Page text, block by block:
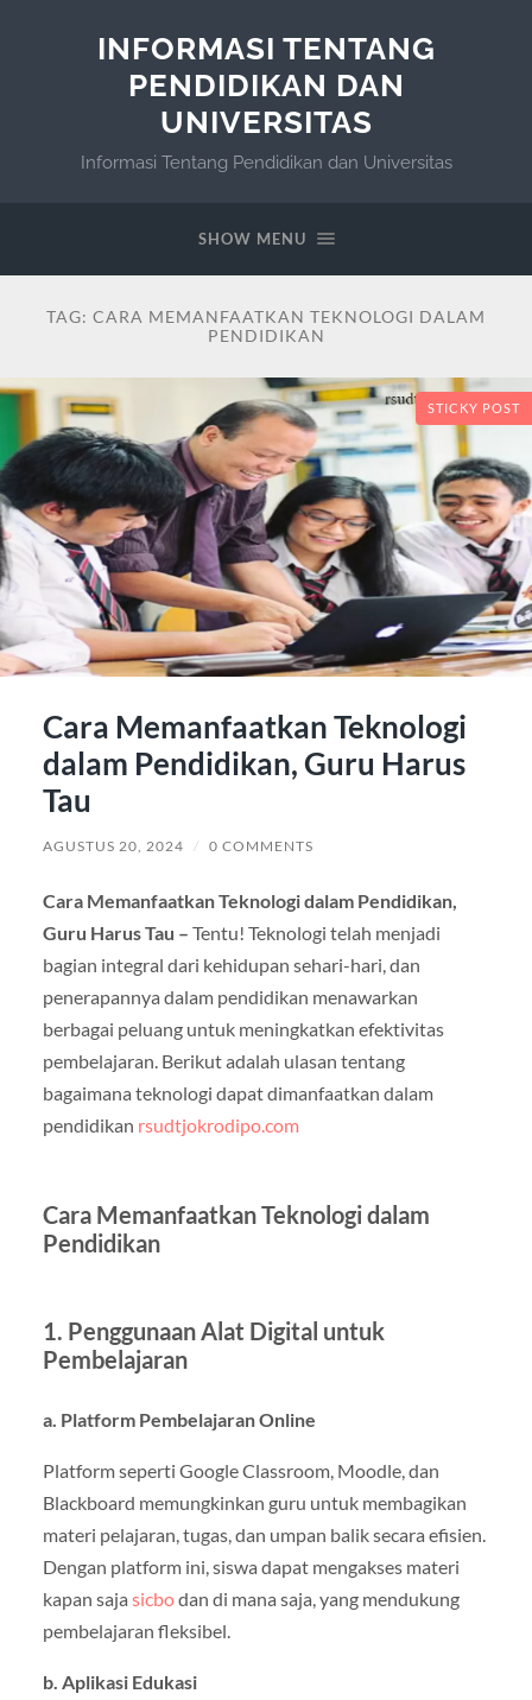
INFORMASI TENTANG
PENDIDIKAN DAN
UNIVERSITAS
Informasi Tentang Pendidikan dan Universitas
SHOW MENU
TAG: CARA MEMANFAATKAN TEKNOLOGI DALAM
PENDIDIKAN
STICKY POST
Cara Memanfaatkan Teknologi
dalam Pendidikan, Guru Harus
Tau
AGUSTUS 20, 2024 / 0 COMMENTS
Cara Memanfaatkan Teknologi dalam Pendidikan,
Guru Harus Tau – Tentu! Teknologi telah menjadi
bagian integral dari kehidupan sehari-hari, dan
penerapannya dalam pendidikan menawarkan
berbagai peluang untuk meningkatkan efektivitas
pembelajaran. Berikut adalah ulasan tentang
bagaimana teknologi dapat dimanfaatkan dalam
pendidikan rsudtjokrodipo.com
Cara Memanfaatkan Teknologi dalam
Pendidikan
1. Penggunaan Alat Digital untuk
Pembelajaran
a. Platform Pembelajaran Online
Platform seperti Google Classroom, Moodle, dan
Blackboard memungkinkan guru untuk membagikan
materi pelajaran, tugas, dan umpan balik secara efisien.
Dengan platform ini, siswa dapat mengakses materi
kapan saja sicbodan di mana saja, yang mendukung
pembelajaran fleksibel.
b. Aplikasi Edukasi